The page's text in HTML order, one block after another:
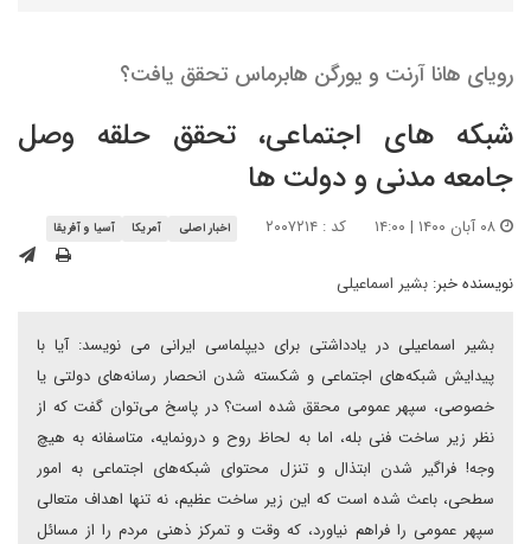
رویای هانا آرنت و یورگن هابرماس تحقق یافت؟
شبکه های اجتماعی، تحقق حلقه وصل
جامعه مدنی و دولت ها
کد : ۲۰۰۷۲۱۴ اخبار اصلی آمریکا آسیا و آفریقا
نویسنده خبر: بشیر اسماعیلی
بشیر اسماعیلی در یادداشتی برای دیپلماسی ایرانی می نویسد: آیا با
پیدایش شبکه‌های اجتماعی و شکسته شدن انحصار رسانه‌های دولتی یا
خصوصی، سپهر عمومی محقق شده است؟ در پاسخ می‌توان گفت که از
نظر زیر ساخت فنی بله، اما به لحاظ روح و درونمایه، متاسفانه به هیچ
وجه! فراگیر شدن ابتذال و تنزل محتوای شبکه‌های اجتماعی به امور
سطحی، باعث شده است که این زیر ساخت عظیم، نه تنها اهداف متعالی
سپهر عمومی را فراهم نیاورد، که وقت و تمرکز ذهنی مردم را از مسائل